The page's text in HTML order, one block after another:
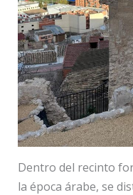
Dentro del recinto
la época árabe, se